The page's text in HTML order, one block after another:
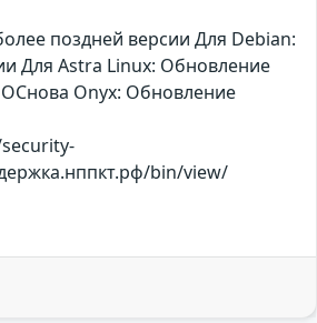
поздней версии Для Debian:
Для Astra Linux: Обновление
ОСнова Оnyx: Обновление
bin/view/